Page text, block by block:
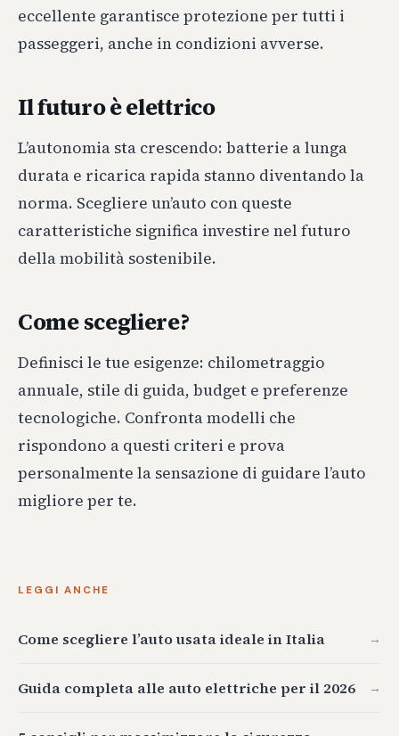
eccellente garantisce protezione per tutti i
passeggeri, anche in condizioni avverse.
Il futuro è elettrico
L’autonomia sta crescendo: batterie a lunga
durata e ricarica rapida stanno diventando la
norma. Scegliere un’auto con queste
caratteristiche significa investire nel futuro
della mobilità sostenibile.
Come scegliere?
Definisci le tue esigenze: chilometraggio
annuale, stile di guida, budget e preferenze
tecnologiche. Confronta modelli che
rispondono a questi criteri e prova
personalmente la sensazione di guidare l’auto
migliore per te.
LEGGI ANCHE
Come scegliere l’auto usata ideale in Italia →
Guida completa alle auto elettriche per il 2026 →